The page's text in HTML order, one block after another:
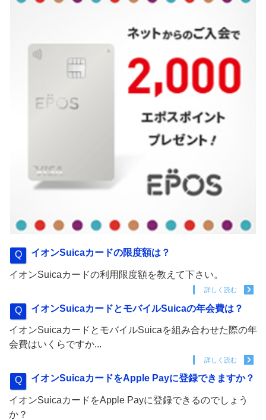
イオンSuicaカードの限度額は？
イオンSuicaカードの利用限度額を教えて下さい。
詳しく読む
イオンSuicaカードとモバイルSuicaの年会費は？
イオンSuicaカードとモバイルSuicaを組み合わせた際の年
会費はいくらですか...
詳しく読む
イオンSuicaカードをApple Payに登録できますか？
イオンSuicaカードをApple Payに登録できるのでしょう
か？